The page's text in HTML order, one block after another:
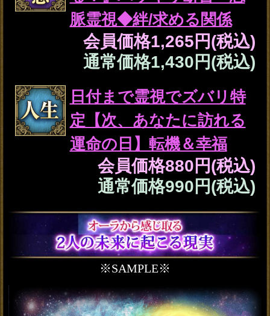
テレシスネットワーク株式会社は、
ご入力いただいた情報を、占いサー
ビスを提供するためにのみ使用し、
情報の蓄積を行ったり、他の目的で
使用することはありません。ご利用
（外部サイト）」に同意の上、必要
事項をご入力ください。
苦しい…もう悩むの限界
【今あの人が抱いている
恋心】片想い決着霊視
通常価格2,090円(税込)
エロすぎる裏本性【あの
人が見せる夜の顔】SEX
会員価格2,255円(税込)
通常価格2,530円(税込)